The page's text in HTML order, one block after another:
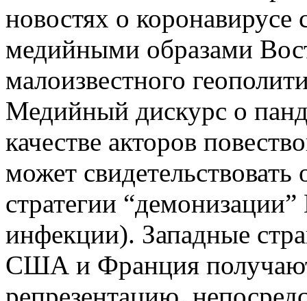
новостях о коронавирусе
медийными образами
малоизвестного
Медийный дискурс о
качестве акторов
может
стратегии
инфекции). Западные
США и Франция